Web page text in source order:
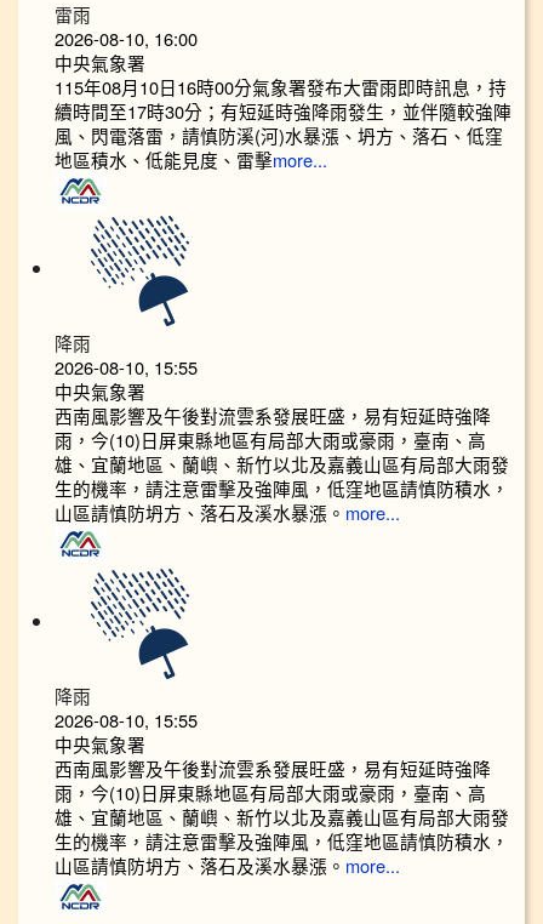
雷雨
2026-08-10, 16:00
中央氣象署
115年08月10日16時00分氣象署發布大雷雨即時訊息，持
續時間至17時30分；有短延時強降雨發生，並伴隨較強陣
風、閃電落雷，請慎防溪(河)水暴漲、坍方、落石、低窪
地區積水、低能見度、雷擊more...
降雨
2026-08-10, 15:55
中央氣象署
西南風影響及午後對流雲系發展旺盛，易有短延時強降
雨，今(10)日屏東縣地區有局部大雨或豪雨，臺南、高
雄、宜蘭地區、蘭嶼、新竹以北及嘉義山區有局部大雨發
生的機率，請注意雷擊及強陣風，低窪地區請慎防積水，
山區請慎防坍方、落石及溪水暴漲。 more...
降雨
2026-08-10, 15:55
中央氣象署
西南風影響及午後對流雲系發展旺盛，易有短延時強降
雨，今(10)日屏東縣地區有局部大雨或豪雨，臺南、高
雄、宜蘭地區、蘭嶼、新竹以北及嘉義山區有局部大雨發
生的機率，請注意雷擊及強陣風，低窪地區請慎防積水，
山區請慎防坍方、落石及溪水暴漲。 more...